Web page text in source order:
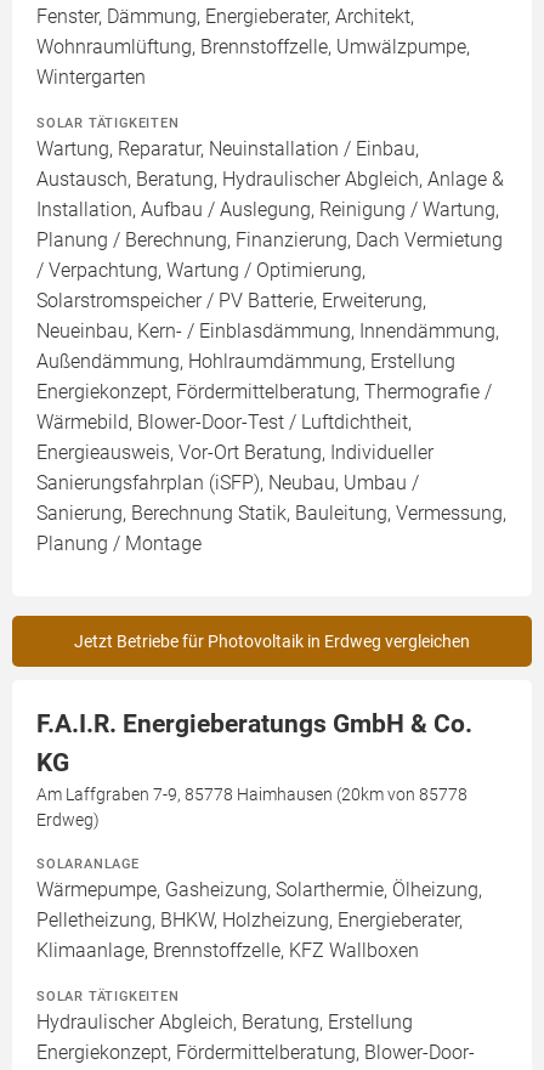
Fenster, Dämmung, Energieberater, Architekt,
Wohnraumlüftung, Brennstoffzelle, Umwälzpumpe,
Wintergarten
SOLAR TÄTIGKEITEN
Wartung, Reparatur, Neuinstallation / Einbau,
Austausch, Beratung, Hydraulischer Abgleich, Anlage &
Installation, Aufbau / Auslegung, Reinigung / Wartung,
Planung / Berechnung, Finanzierung, Dach Vermietung
/ Verpachtung, Wartung / Optimierung,
Solarstromspeicher / PV Batterie, Erweiterung,
Neueinbau, Kern- / Einblasdämmung, Innendämmung,
Außendämmung, Hohlraumdämmung, Erstellung
Energiekonzept, Fördermittelberatung, Thermografie /
Wärmebild, Blower-Door-Test / Luftdichtheit,
Energieausweis, Vor-Ort Beratung, Individueller
Sanierungsfahrplan (iSFP), Neubau, Umbau /
Sanierung, Berechnung Statik, Bauleitung, Vermessung,
Planung / Montage
Jetzt Betriebe für Photovoltaik in Erdweg vergleichen
F.A.I.R. Energieberatungs GmbH & Co.
KG
Am Laffgraben 7-9, 85778 Haimhausen (20km von 85778
Erdweg)
SOLARANLAGE
Wärmepumpe, Gasheizung, Solarthermie, Ölheizung,
Pelletheizung, BHKW, Holzheizung, Energieberater,
Klimaanlage, Brennstoffzelle, KFZ Wallboxen
SOLAR TÄTIGKEITEN
Hydraulischer Abgleich, Beratung, Erstellung
Energiekonzept, Fördermittelberatung, Blower-Door-